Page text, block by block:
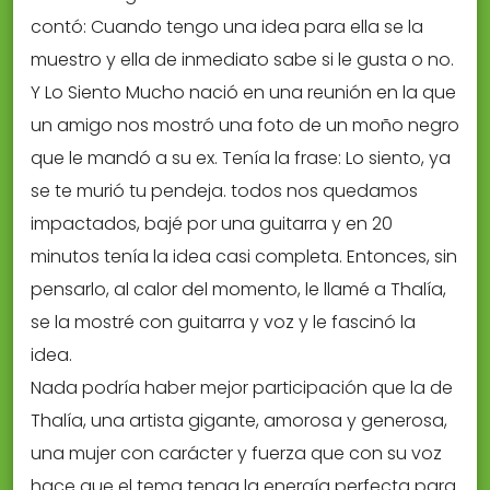
contó: Cuando tengo una idea para ella se la
muestro y ella de inmediato sabe si le gusta o no.
Y Lo Siento Mucho nació en una reunión en la que
un amigo nos mostró una foto de un moño negro
que le mandó a su ex. Tenía la frase: Lo siento, ya
se te murió tu pendeja. todos nos quedamos
impactados, bajé por una guitarra y en 20
minutos tenía la idea casi completa. Entonces, sin
pensarlo, al calor del momento, le llamé a Thalía,
se la mostré con guitarra y voz y le fascinó la
idea.
Nada podría haber mejor participación que la de
Thalía, una artista gigante, amorosa y generosa,
una mujer con carácter y fuerza que con su voz